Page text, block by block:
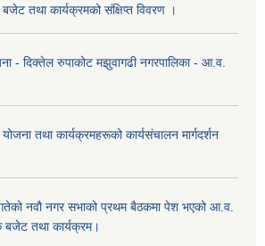
तथा कार्यक्रमको संक्षिप्त विवरण ।
- दिक्तेल रुपाकोट मझुवागढी नगरपालिका - आ.व.
तथा कार्यक्रमहरूको कार्यसंचालन मार्गदर्शन
नवौ नगर सभाको प्रथम बैठकमा पेश भएको आ.व.
बजेट तथा कार्यक्रम।